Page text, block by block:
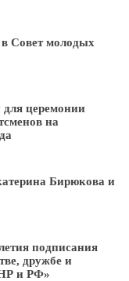
Совет молодых
для церемонии
на
Бирюкова и
подписания
дружбе и
и РФ»